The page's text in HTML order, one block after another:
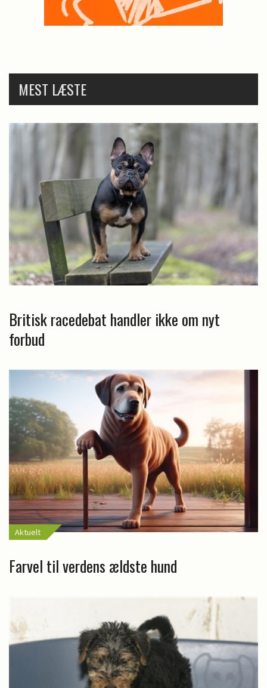
MEST LÆSTE
Britisk racedebat handler ikke om nyt
forbud
Aktuelt
Farvel til verdens ældste hund